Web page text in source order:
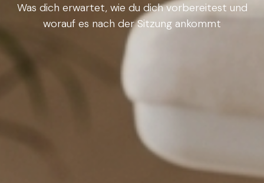
Was dich erwartet, wie du dich vorbereitest und
worauf es nach der Sitzung ankommt